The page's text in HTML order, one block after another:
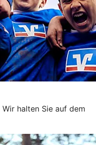
halten Sie auf dem